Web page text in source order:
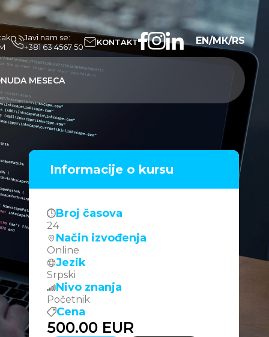
Javi nam se:
+381 63 4567 50
KONTAKT EN/МК/RS
MESECA
Informacije o kursu
Broj časova
24
Način izvođenja
Online
Jezik
Srpski
Nivo znanja
Početnik
Cena
500.00 EUR